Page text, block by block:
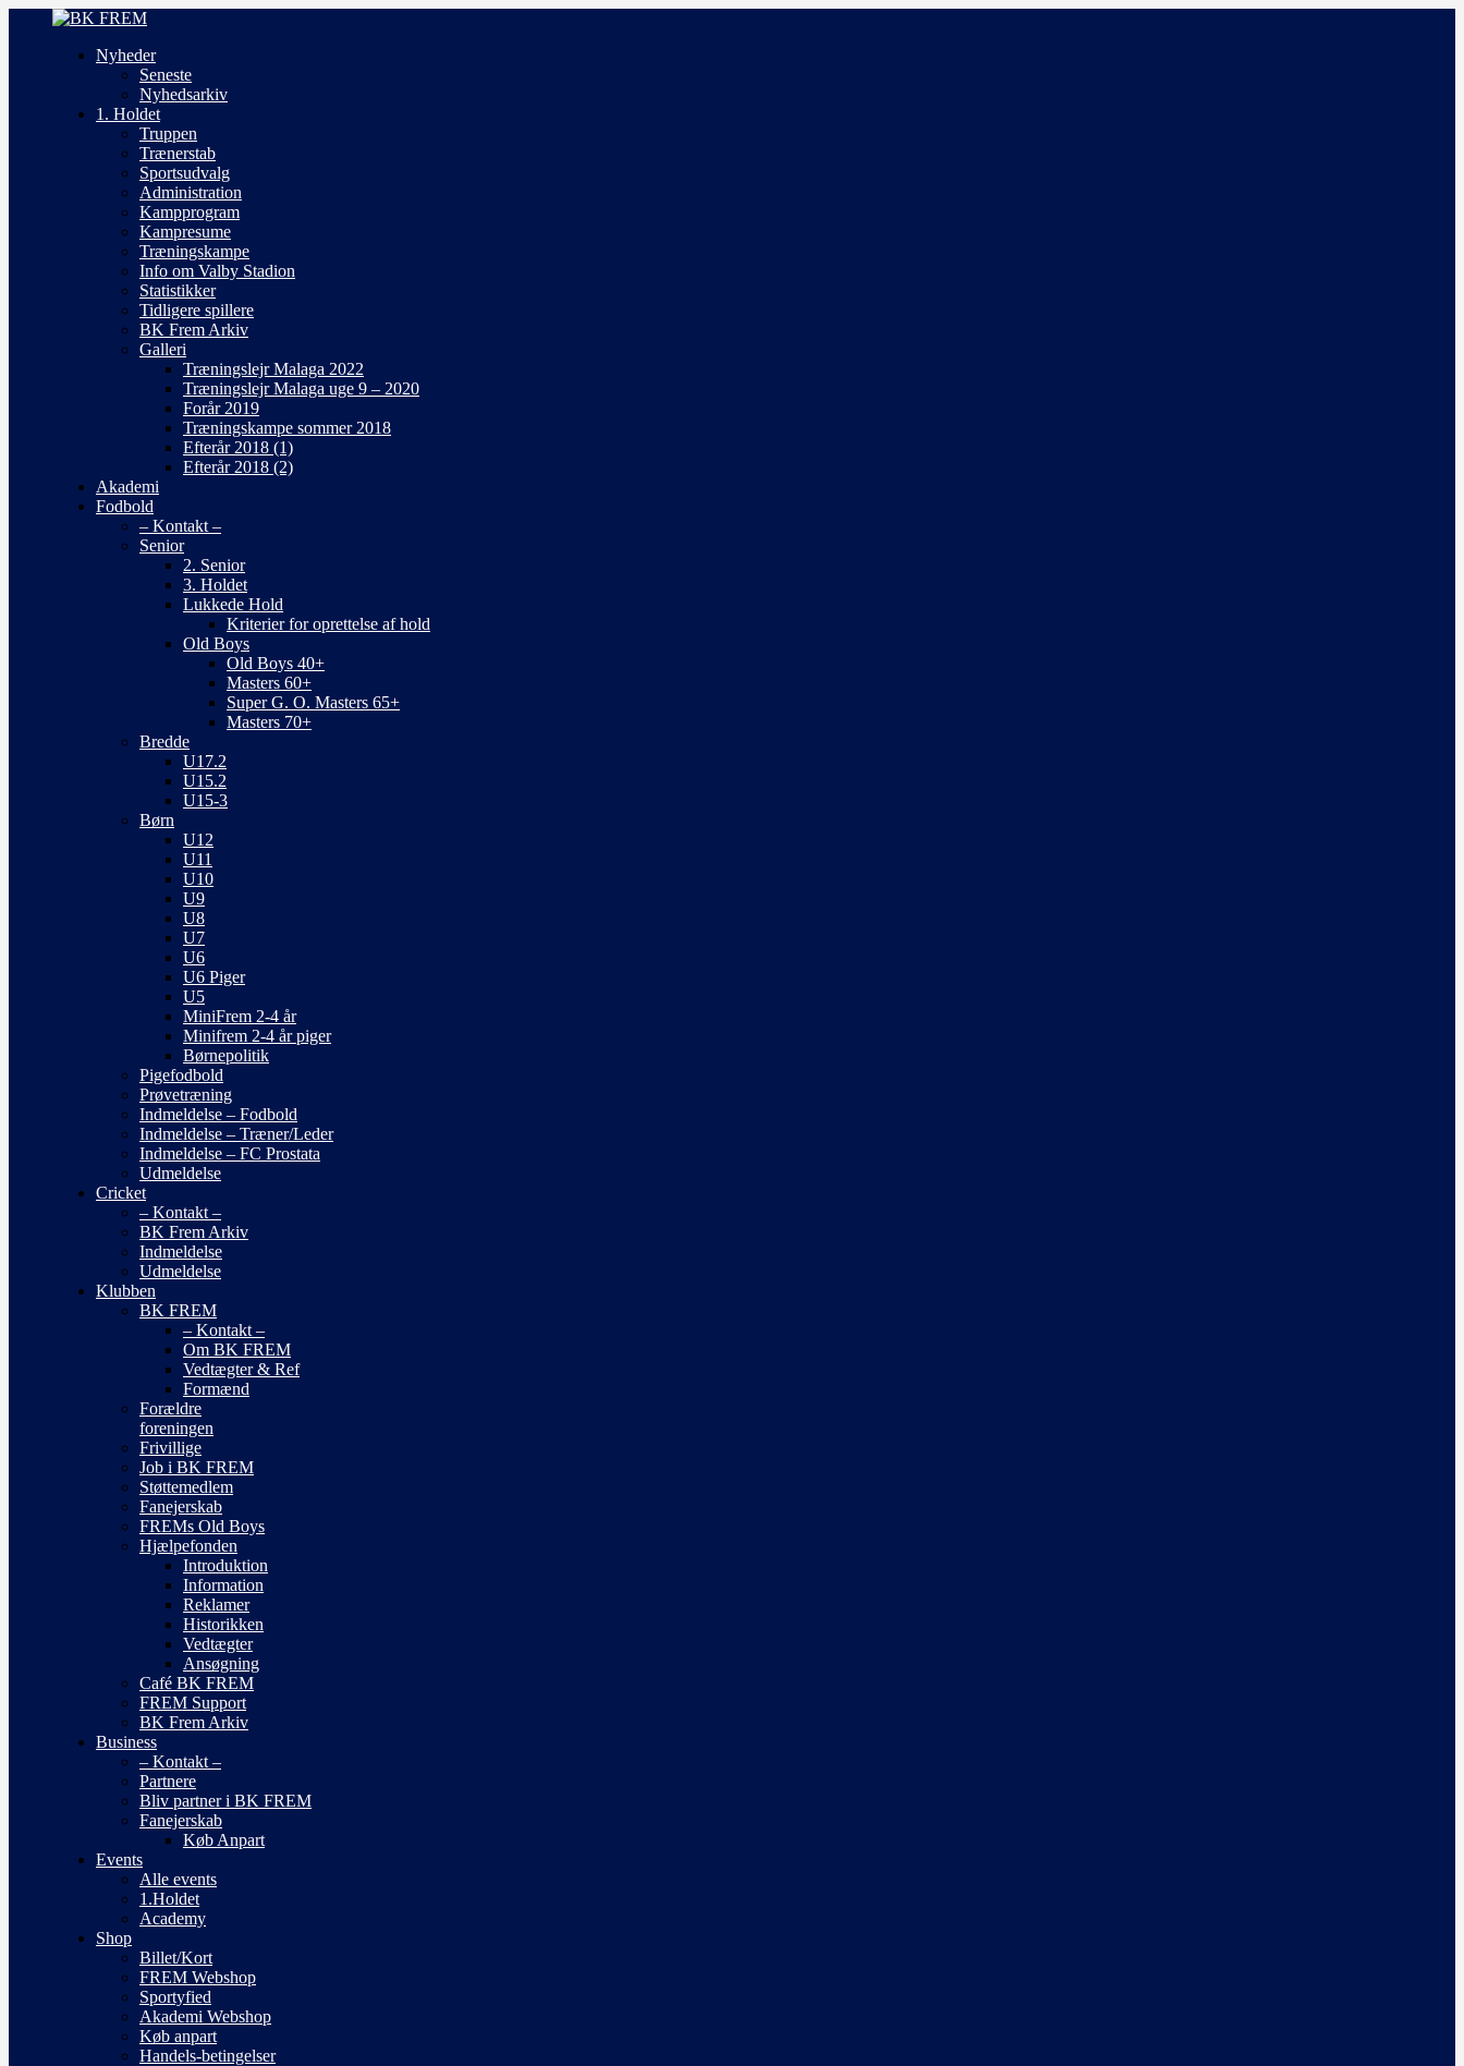
Nyheder
Seneste
Nyhedsarkiv
1. Holdet
Truppen
Trænerstab
Sportsudvalg
Administration
Kampprogram
Kampresume
Træningskampe
Info om Valby Stadion
Statistikker
Tidligere spillere
BK Frem Arkiv
Galleri
Træningslejr Malaga 2022
Træningslejr Malaga uge 9 – 2020
Forår 2019
Træningskampe sommer 2018
Efterår 2018 (1)
Efterår 2018 (2)
Akademi
Fodbold
– Kontakt –
Senior
2. Senior
3. Holdet
Lukkede Hold
Kriterier for oprettelse af hold
Old Boys
Old Boys 40+
Masters 60+
Super G. O. Masters 65+
Masters 70+
Bredde
U17.2
U15.2
U15-3
Børn
U12
U11
U10
U9
U8
U7
U6
U6 Piger
U5
MiniFrem 2-4 år
Minifrem 2-4 år piger
Børnepolitik
Pigefodbold
Prøvetræning
Indmeldelse – Fodbold
Indmeldelse – Træner/Leder
Indmeldelse – FC Prostata
Udmeldelse
Cricket
– Kontakt –
BK Frem Arkiv
Indmeldelse
Udmeldelse
Klubben
BK FREM
– Kontakt –
Om BK FREM
Vedtægter & Ref
Formænd
Forældre
foreningen
Frivillige
Job i BK FREM
Støttemedlem
Fanejerskab
FREMs Old Boys
Hjælpefonden
Introduktion
Information
Reklamer
Historikken
Vedtægter
Ansøgning
Café BK FREM
FREM Support
BK Frem Arkiv
Business
– Kontakt –
Partnere
Bliv partner i BK FREM
Fanejerskab
Køb Anpart
Events
Alle events
1.Holdet
Academy
Shop
Billet/Kort
FREM Webshop
Sportyfied
Akademi Webshop
Køb anpart
Handels-betingelser